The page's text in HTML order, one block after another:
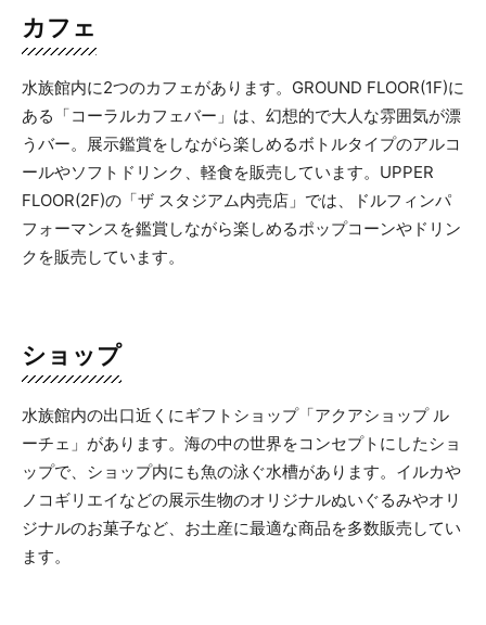
カフェ
水族館内に2つのカフェがあります。GROUND FLOOR(1F)に
ある「コーラルカフェバー」は、幻想的で大人な雰囲気が漂
うバー。展示鑑賞をしながら楽しめるボトルタイプのアルコ
ールやソフトドリンク、軽食を販売しています。UPPER
FLOOR(2F)の「ザ スタジアム内売店」では、ドルフィンパ
フォーマンスを鑑賞しながら楽しめるポップコーンやドリン
クを販売しています。
ショップ
水族館内の出口近くにギフトショップ「アクアショップ ル
ーチェ」があります。海の中の世界をコンセプトにしたショ
ップで、ショップ内にも魚の泳ぐ水槽があります。イルカや
ノコギリエイなどの展示生物のオリジナルぬいぐるみやオリ
ジナルのお菓子など、お土産に最適な商品を多数販売してい
ます。